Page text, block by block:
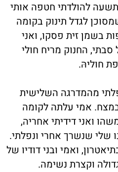
להולדתי חטפה אותי
לגדל תינוק בקומה
בשמן זית פסקו, ואני
החנוק מריח חולי
חוליהּ.
מהמדרגה השלישית
אמי עלתה לקומה
ואני דידיתי אחריה,
שלי שנשרך אחרי ונפלתי.
ואמי ובני דודיו של
וקצרת נשימה.